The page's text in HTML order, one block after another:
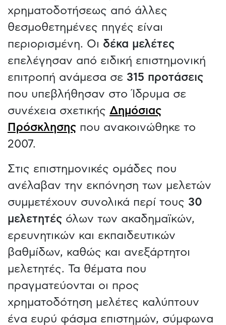
χρηματοδοτήσεως από άλλες
θεσμοθετημένες πηγές είναι
περιορισμένη. Οι δέκα μελέτες
επελέγησαν από ειδική επιστημονική
επιτροπή ανάμεσα σε 315 προτάσεις
που υπεβλήθησαν στο Ίδρυμα σε
συνέχεια σχετικής Δημόσιας
Πρόσκλησης που ανακοινώθηκε το
2007.
Στις επιστημονικές ομάδες που
ανέλαβαν την εκπόνηση των μελετών
συμμετέχουν συνολικά περί τους 30
μελετητές όλων των ακαδημαϊκών,
ερευνητικών και εκπαιδευτικών
βαθμίδων, καθώς και ανεξάρτητοι
μελετητές. Τα θέματα που
πραγματεύονται οι προς
χρηματοδότηση μελέτες καλύπτουν
ένα ευρύ φάσμα επιστημών, σύμφωνα